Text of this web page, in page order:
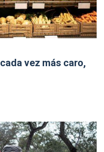
vez más caro,